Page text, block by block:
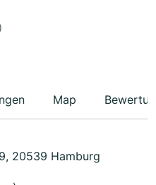
Map
20539 Hamburg